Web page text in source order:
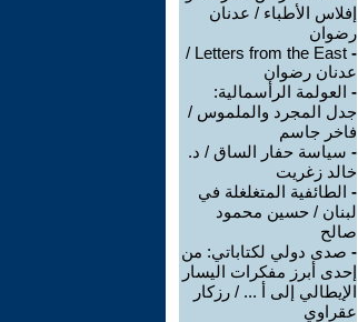
إفلاس الأطباء / عدنان
رضوان
-
Letters from the East /
عدنان رضوان
- العولمة الرأسمالية:
جدل المجرد والملموس /
فاخر جاسم
- سياسة حفار الساق / د.
خالد زغريت
- الطائفية المتغلغلة في
لبنان / حسين محمود
صالح
- صدى دولي لكتاباتي: من
إحدى أبرز مفكرات اليسار
الإيطالي إلى أ ... / رزكار
عقراوي